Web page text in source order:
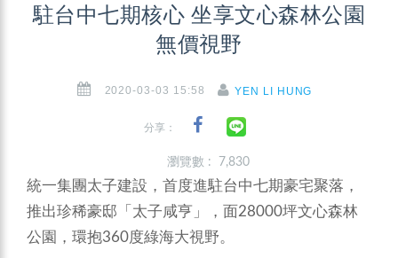
駐台中七期核心 坐享文心森林公園
無價視野
2020-03-03 15:58 YEN LI HUNG
分享：
瀏覽數 : 7,830
統一集團太子建設，首度進駐台中七期豪宅聚落，
推出珍稀豪邸「太子咸亨」，面28000坪文心森林
公園，環抱360度綠海大視野。